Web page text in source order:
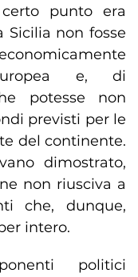
punto era
non fosse
e, di
potesse non
previsti per le
del continente.
dimostrato,
non riusciva a
che, dunque,
intero.
politici